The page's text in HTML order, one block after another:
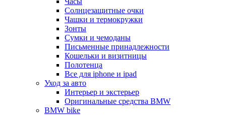
Солнцезащитные очки
Чашки и термокружки
Зонты
Сумки и чемоданы
Письменные принадлежности
Кошельки и визитницы
Полотенца
Все для iphone и ipad
Уход за авто
Интерьер и экстерьер
Оригинальные средства BMW
BMW bike